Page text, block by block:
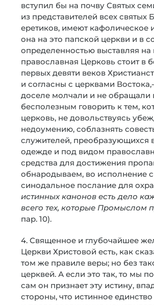
вступил бы на почву Святых
из представителей всех
еретиков, имеют кафолическое
она на это папской церкви и в
определенностью выставляя на
православная Церковь стоит в
первых девяти веков
и согласны с церквами
доселе молчали и не обращали
бесполезным говорить к тем,
церковь, не довольствуясь
недоумению, соблазнять
служителей, преобразующихся
одежде и под видом
средства для достижения
обнародываем, во исполнение
синодальное послание для
истинных канонов есть дело
всего тех, которые Промыслом
пар. 10).
4. Священное и глубочайшее
Церкви Христовой есть, как
том же правиле веры; но без
церквей. А если это так, то мы
сам он признает эту истину,
стороны, что истинное